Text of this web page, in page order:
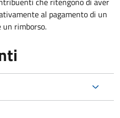
al pagamento di un
rimborso.